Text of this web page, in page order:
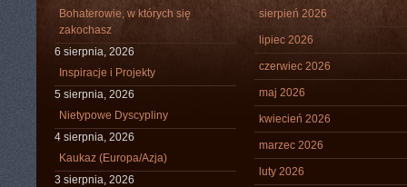
Bohaterowie, w których się
zakochasz
6 sierpnia, 2026
Inspiracje i Projekty
5 sierpnia, 2026
Nietypowe Dyscypliny
4 sierpnia, 2026
Kaukaz (Europa/Azja)
3 sierpnia, 2026
sierpień 2026
lipiec 2026
czerwiec 2026
maj 2026
kwiecień 2026
marzec 2026
luty 2026